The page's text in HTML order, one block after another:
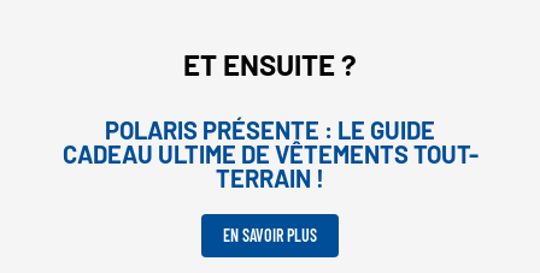
ET ENSUITE ?
POLARIS PRÉSENTE : LE GUIDE
CADEAU ULTIME DE VÊTEMENTS TOUT-
TERRAIN !
EN SAVOIR PLUS